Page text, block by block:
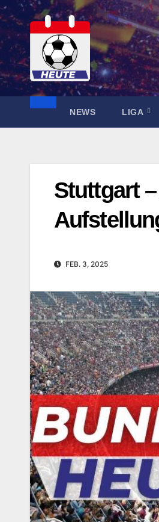
Zum
Inhalt
springen
NEWS LIGA
Stuttgart
FEB. 3, 2025